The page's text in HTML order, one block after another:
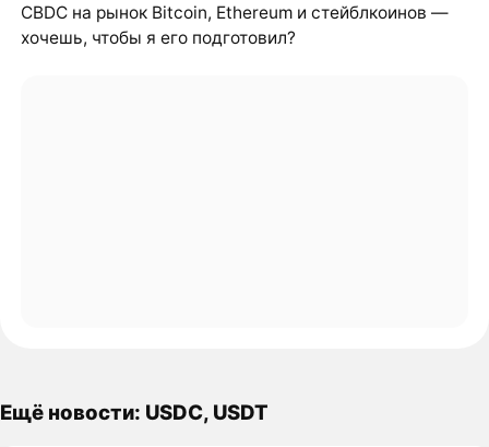
CBDC на рынок Bitcoin, Ethereum и стейблкоинов —
хочешь, чтобы я его подготовил?
Ещё новости: USDC, USDT